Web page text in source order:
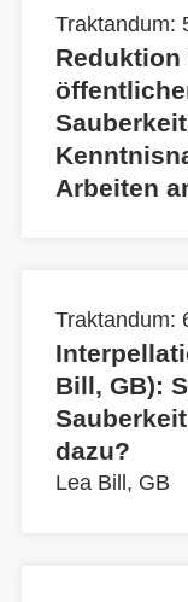
Traktandum:
Arbeiten
Traktandum:
Bill, GB):
dazu?
Lea Bill, GB